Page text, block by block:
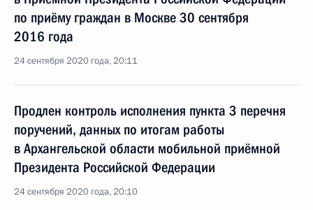
по приёму граждан в Москве 30 сентября
2016 года
24 сентября 2020 года, 20:11
Продлен контроль исполнения пункта 3 перечня
поручений, данных по итогам работы
в Архангельской области мобильной приёмной
Президента Российской Федерации
24 сентября 2020 года, 20:10